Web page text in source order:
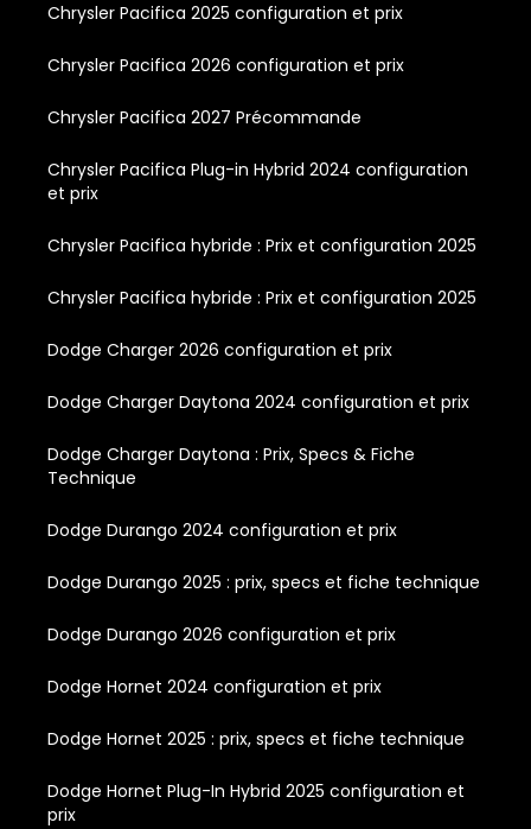
Chrysler Pacifica 2025 configuration et prix
Chrysler Pacifica 2026 configuration et prix
Chrysler Pacifica 2027 Précommande
Chrysler Pacifica Plug-in Hybrid 2024 configuration
et prix
Chrysler Pacifica hybride : Prix et configuration 2025
Chrysler Pacifica hybride : Prix et configuration 2025
Dodge Charger 2026 configuration et prix
Dodge Charger Daytona 2024 configuration et prix
Dodge Charger Daytona : Prix, Specs & Fiche
Technique
Dodge Durango 2024 configuration et prix
Dodge Durango 2025 : prix, specs et fiche technique
Dodge Durango 2026 configuration et prix
Dodge Hornet 2024 configuration et prix
Dodge Hornet 2025 : prix, specs et fiche technique
Dodge Hornet Plug-In Hybrid 2025 configuration et
prix